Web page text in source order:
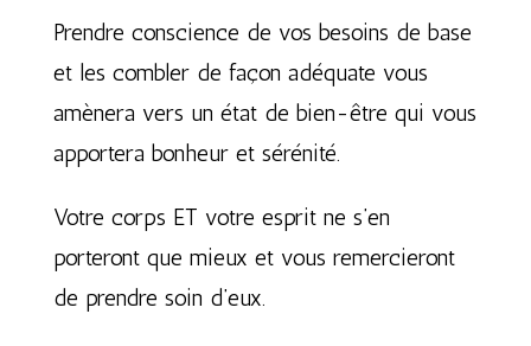
Prendre conscience de vos besoins de base
et les combler de façon adéquate vous
amènera vers un état de bien-être qui vous
apportera bonheur et sérénité.
Votre corps ET votre esprit ne s’en
porteront que mieux et vous remercieront
de prendre soin d’eux.